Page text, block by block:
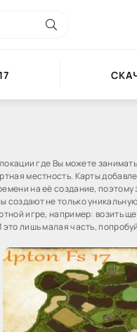
где Вы можете
местность. Карты
на её создание, поэтому
не только
игре, например: возить
лишь малая часть,